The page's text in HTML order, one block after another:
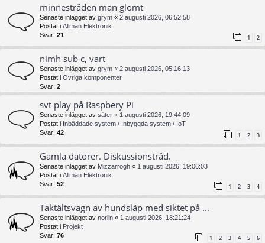
minnestråden man glömt
Senaste inlägget av grym « 2 augusti 2026, 06:52:58
Postat i Allmän Elektronik
Svar: 21 1 2
nimh sub c, vart
Senaste inlägget av grym « 2 augusti 2026, 05:16:13
Postat i Övriga komponenter
Svar: 2
svt play på Raspbery Pi
Senaste inlägget av säter « 1 augusti 2026, 19:44:09
Postat i Inbäddade system / Inbyggda system / IoT
Svar: 42 1 2 3
Gamla datorer. Diskussionstråd.
Senaste inlägget av Mizzarrogh « 1 augusti 2026, 19:06:03
Postat i Allmän Elektronik
Svar: 52 1 2 3 4
Taktältsvagn av hundsläp med siktet på ...
Senaste inlägget av norlin « 1 augusti 2026, 18:21:24
Postat i Projekt
Svar: 76 1 2 3 4 5 6